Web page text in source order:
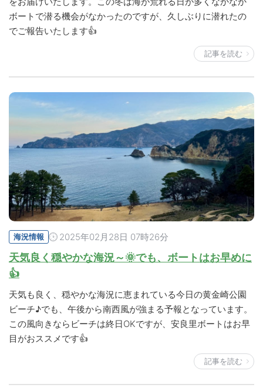
ボートで潜る機会がなかったのですが、久しぶりに潜れたの
でご報告いたします👍
記事を読む
海況情報 2025年02月28日 07時26分
天気良く穏やかな海況～🌞でも、ボートはお早めに
👍
天気も良く、穏やかな海況に恵まれている今日の黄金崎公園
ビーチ♪でも、午後から南西風が強まる予報となっています。
この風向きならビーチは終日OKですが、安良里ボートはお早
目がおススメです👍
記事を読む